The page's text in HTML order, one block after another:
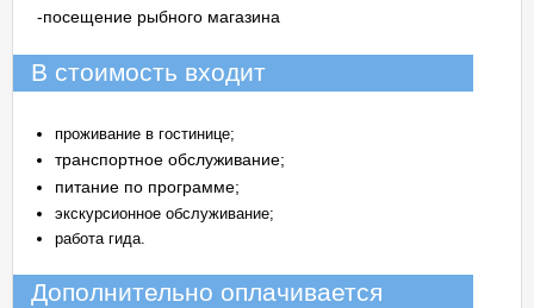
-посещение рыбного магазина
В стоимость входит
проживание в гостинице;
транспортное обслуживание;
питание по программе;
экскурсионное обслуживание;
работа гида.
Дополнительно оплачивается